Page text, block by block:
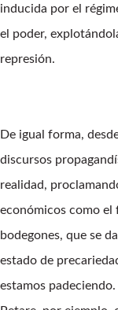
inducida por el
el poder,
represión.
De igual forma,
discursos
realidad,
económicos como el
bodegones, que se
estado de
estamos